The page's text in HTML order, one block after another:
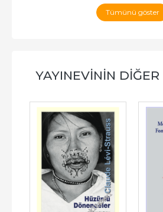
Tümünü göster
YAYINEVININ